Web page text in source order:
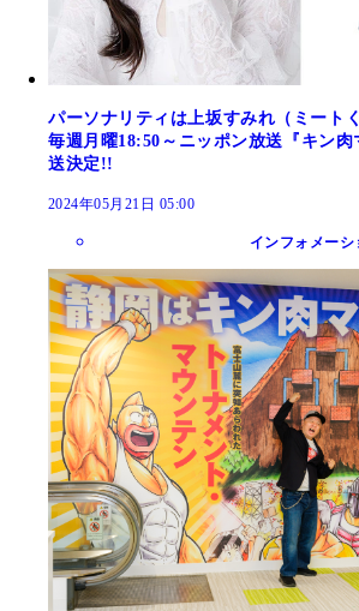
パーソナリティは上坂すみれ（ミート
毎週月曜18:50～ニッポン放送『キン
送決定!!
2024年05月21日 05:00
インフォメーシ